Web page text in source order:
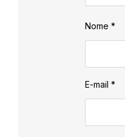
Nome *
E-mail *